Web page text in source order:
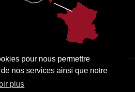
pour nous permettre
nos services ainsi que notre
plus
MENTIONS LÉGALES ACCESSIBILITÉ